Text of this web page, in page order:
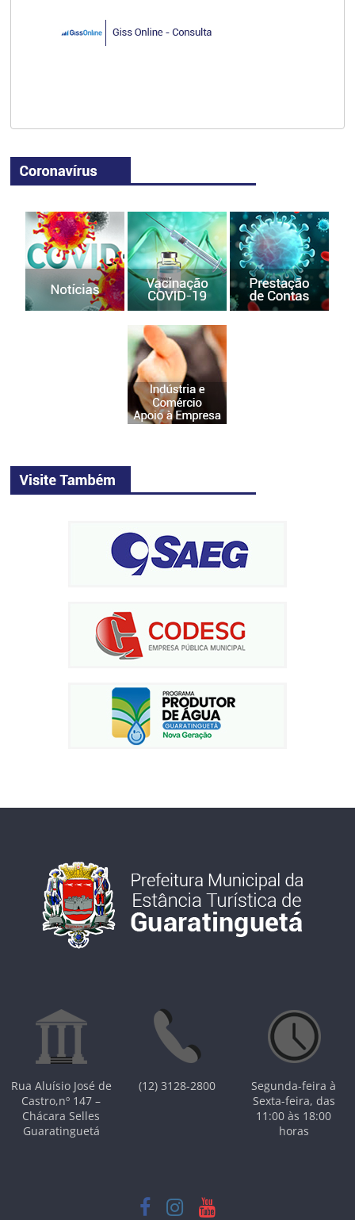
Rua Aluísio José de
Castro,nº 147 –
Chácara Selles
Guaratinguetá
(12) 3128-2800
Segunda-feira à
Sexta-feira, das
11:00 às 18:00
horas